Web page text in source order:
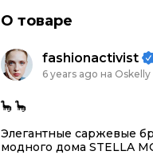
О товаре
fashionactivist
6 years ago на Oskelly
🦕 🦕
Элегантные саржевые
модного дома STELLA